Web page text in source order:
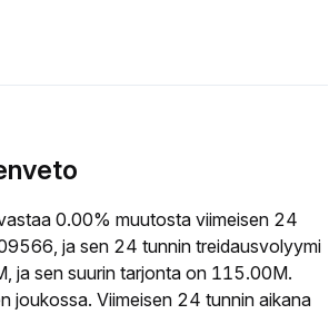
0.00% muutosta viimeisen 24
ja sen 24 tunnin treidausvolyymi
ja sen suurin tarjonta on 115.00M.
joukossa. Viimeisen 24 tunnin aikana